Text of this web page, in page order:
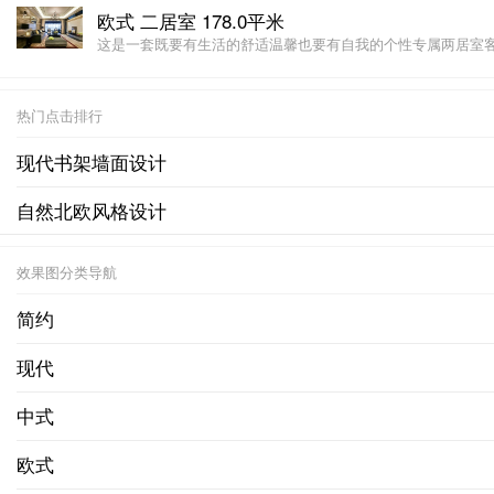
欧式 二居室 178.0平米
这是一套既要有生活的舒适温馨也要有自我的个性专属两居室
热门点击排行
现代书架墙面设计
自然北欧风格设计
效果图分类导航
简约
现代
中式
欧式